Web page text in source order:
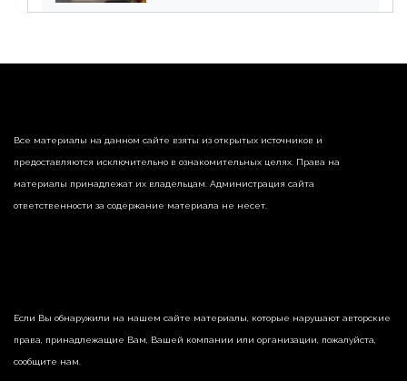
реализации недвижимости
Все материалы на данном сайте взяты из открытых источников и
предоставляются исключительно в ознакомительных целях. Права на
материалы принадлежат их владельцам. Администрация сайта
ответственности за содержание материала не несет.
Если Вы обнаружили на нашем сайте материалы, которые нарушают авторские
права, принадлежащие Вам, Вашей компании или организации, пожалуйста,
сообщите нам.